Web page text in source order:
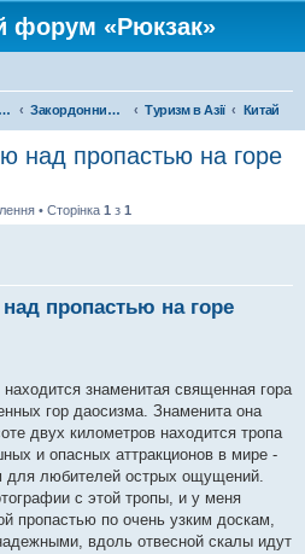
форум «Рюкзак»
Туристичний форум «Рюкзак» Закордонний туризм Туризм в Азії Китай
над пропастью на горе
• Сторінка 1 з 1
пропастью на горе
знаменитая священная гора
гор даосизма. Знаменита она
двух километров находится тропа
и опасных аттракционов в мире -
для любителей острых ощущений.
с этой тропы, и у меня
пропастью по очень узким доскам,
вдоль отвесной скалы идут